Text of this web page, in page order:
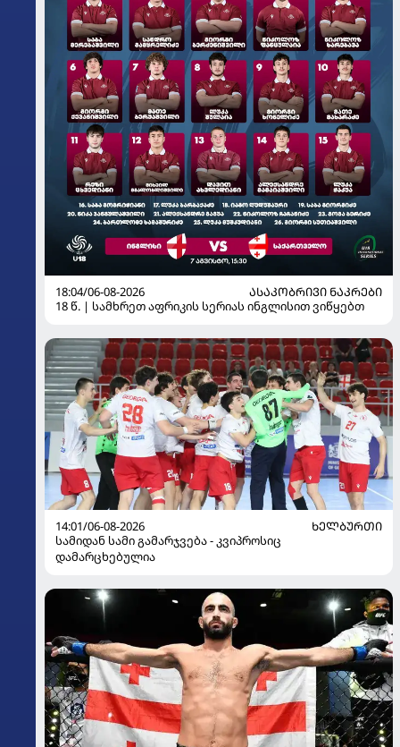
18:04/06-08-2026
ᲐᲡᲐᲙᲝᲑᲠᲘᲕᲘ ᲜᲐᲙᲠᲔᲑᲘ
18 წ. | სამხრეთ აფრიკის სერიას ინგლისით ვიწყებთ
14:01/06-08-2026
ᲮᲔᲚᲑᲣᲠᲗᲘ
სამიდან სამი გამარჯვება - კვიპროსიც
დამარცხებულია